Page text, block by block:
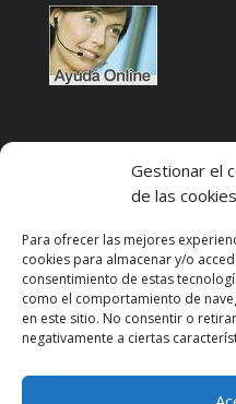
Gestionar el
de las cookies
Para ofrecer las mejores
cookies para almacenar y/o
consentimiento de estas
como el comportamiento de
en este sitio. No consentir o
negativamente a ciertas
Condiciones de uso
Política de privacidad
Aviso legal
Política de cookies